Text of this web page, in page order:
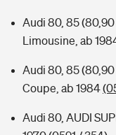
Audi 80, 85 (80,90
Limousine, ab
Audi 80, 85 (80,90
Coupe, ab 1984
Audi 80, AUDI